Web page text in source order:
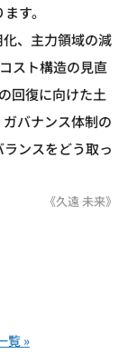
す。
、主力領域の減
スト構造の見直
回復に向けた土
バナンス体制の
ンスをどう取っ
《久遠 未来》